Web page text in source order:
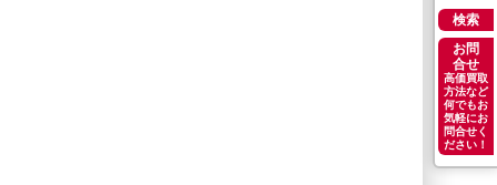
検索
お問
合せ
高価買取
方法など
何でもお
気軽にお
問合せく
ださい！